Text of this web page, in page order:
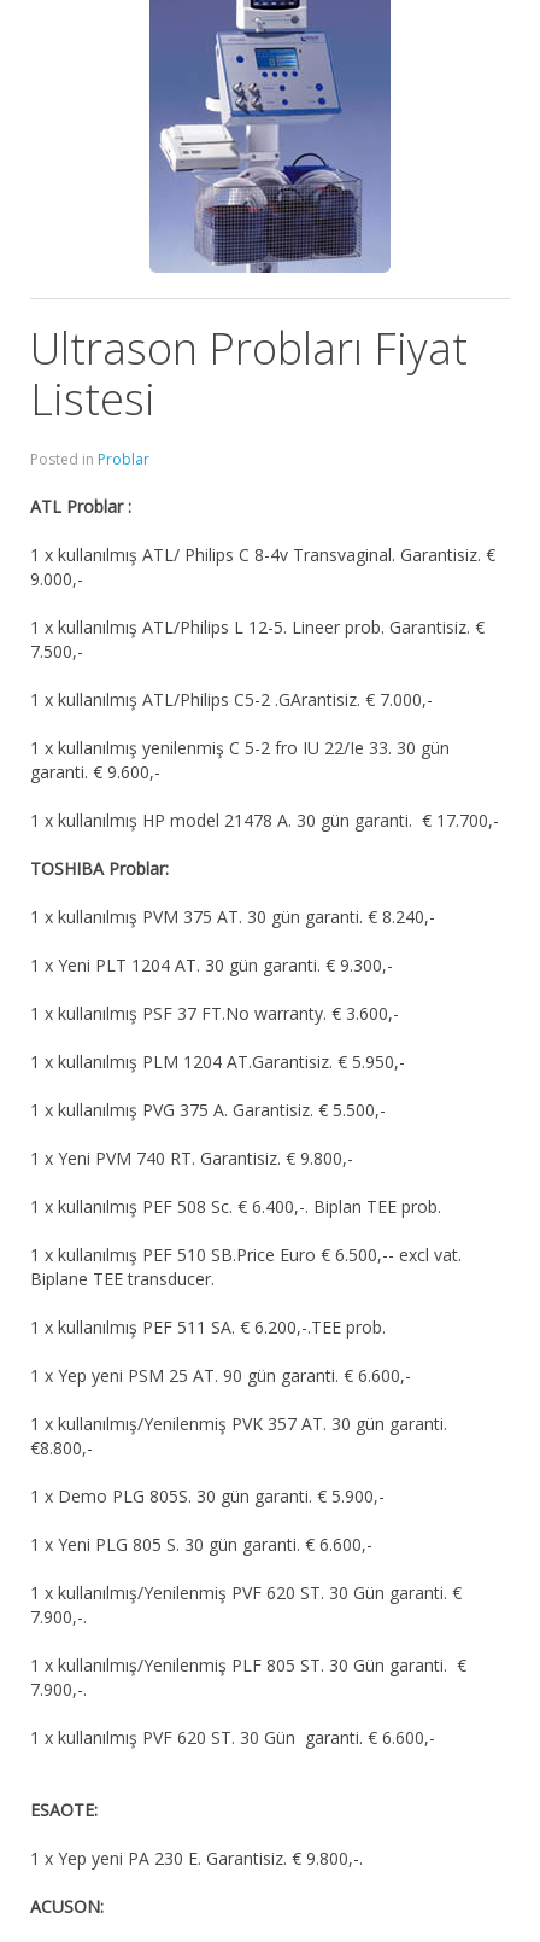
Ultrason Probları Fiyat
Listesi
Posted in Problar
ATL Problar :
1 x kullanılmış ATL/ Philips C 8-4v Transvaginal. Garantisiz. €
9.000,-
1 x kullanılmış ATL/Philips L 12-5. Lineer prob. Garantisiz. €
7.500,-
1 x kullanılmış ATL/Philips C5-2 .GArantisiz. € 7.000,-
1 x kullanılmış yenilenmiş C 5-2 fro IU 22/Ie 33. 30 gün
garanti. € 9.600,-
1 x kullanılmış HP model 21478 A. 30 gün garanti. € 17.700,-
TOSHIBA Problar:
1 x kullanılmış PVM 375 AT. 30 gün garanti. € 8.240,-
1 x Yeni PLT 1204 AT. 30 gün garanti. € 9.300,-
1 x kullanılmış PSF 37 FT.No warranty. € 3.600,-
1 x kullanılmış PLM 1204 AT.Garantisiz. € 5.950,-
1 x kullanılmış PVG 375 A. Garantisiz. € 5.500,-
1 x Yeni PVM 740 RT. Garantisiz. € 9.800,-
1 x kullanılmış PEF 508 Sc. € 6.400,-. Biplan TEE prob.
1 x kullanılmış PEF 510 SB.Price Euro € 6.500,-- excl vat.
Biplane TEE transducer.
1 x kullanılmış PEF 511 SA. € 6.200,-.TEE prob.
1 x Yep yeni PSM 25 AT. 90 gün garanti. € 6.600,-
1 x kullanılmış/Yenilenmiş PVK 357 AT. 30 gün garanti.
€8.800,-
1 x Demo PLG 805S. 30 gün garanti. € 5.900,-
1 x Yeni PLG 805 S. 30 gün garanti. € 6.600,-
1 x kullanılmış/Yenilenmiş PVF 620 ST. 30 Gün garanti. €
7.900,-.
1 x kullanılmış/Yenilenmiş PLF 805 ST. 30 Gün garanti. €
7.900,-.
1 x kullanılmış PVF 620 ST. 30 Gün garanti. € 6.600,-
ESAOTE:
1 x Yep yeni PA 230 E. Garantisiz. € 9.800,-.
ACUSON: